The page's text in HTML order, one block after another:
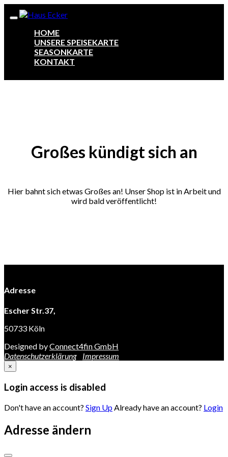
HOME
UNSERE SPEISEKARTE
SEASONKARTE
KONTAKT
Großes kündigt sich an
Hier bahnt sich etwas Großes an! Unser Shop ist in Arbeit und
wird bald veröffentlicht!
Adresse
Escher Str.37,
50733 Köln
Designed byConnect4fin GmbH
Datenschutzerklärung
Impressum
×
Login access is disabled
Don't have an account? Sign UpAlready have an account? Login
Adresse ändern